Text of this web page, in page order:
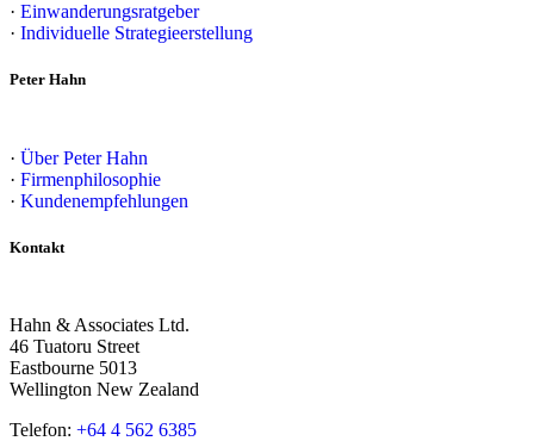
· Einwanderungsratgeber
· Individuelle Strategieerstellung
Peter Hahn
· Über Peter Hahn
· Firmenphilosophie
· Kundenempfehlungen
Kontakt
Hahn & Associates Ltd.
46 Tuatoru Street
Eastbourne 5013
Wellington New Zealand
Telefon: +64 4 562 6385